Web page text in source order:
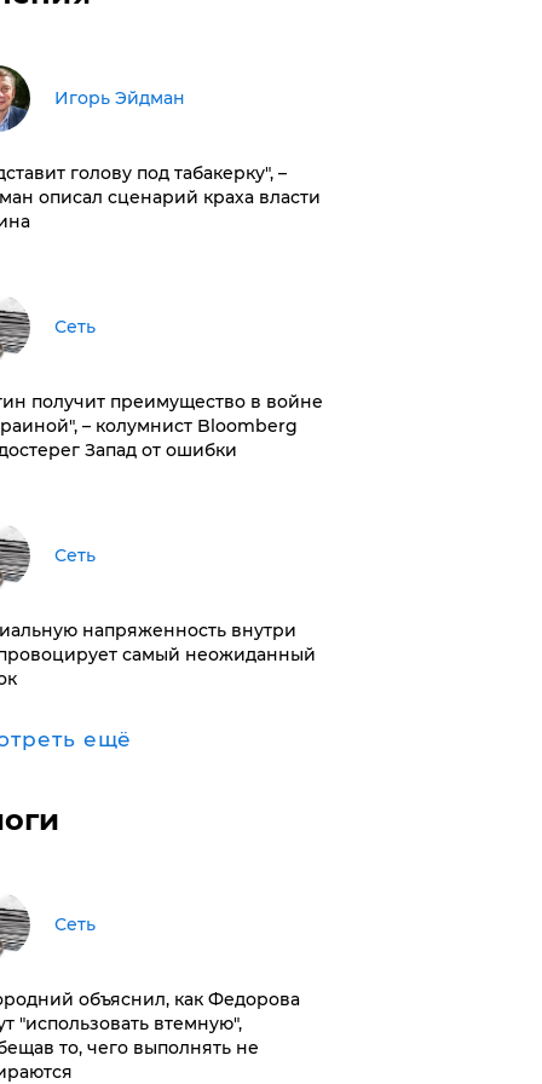
Игорь Эйдман
голову под табакерку", –
описал сценарий краха власти
Сеть
получит преимущество в войне
– колумнист Bloomberg
Запад от ошибки
Сеть
напряженность внутри
самый неожиданный
ещё
Сеть
объяснил, как Федорова
"использовать втемную",
то, чего выполнять не